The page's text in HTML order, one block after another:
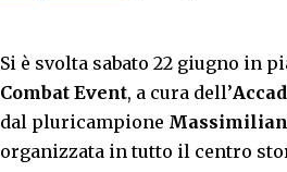
Si è svolta sabato 22 giugno in
Combat Event, a cura dell’
dal pluricampione
organizzata in tutto il centro